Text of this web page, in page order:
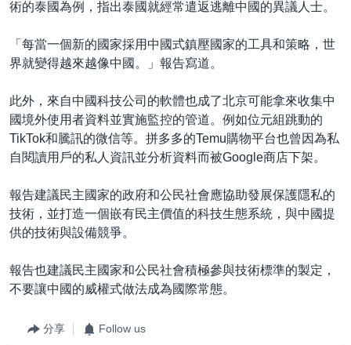
術的泰國為例，指出泰國就經常遣返逃離中國的異議人士。
「每當一個新的國家採用中國式鎮壓國家的工具和策略，世
界就變得越來越像中國。」報告寫道。
此外，來自中國科技公司的軟體也成了北京可能拿來收集中
國境外使用者資料並實施監控的管道。例如位元組跳動的
TikTok和騰訊的微信等。拼多多的Temu購物平台也曾因為私
自閱讀用戶的私人資訊並分析資料而被Google商店下架。
報告建議民主國家的政府和公民社會應協助發展保護隱私的
技術，並打造一個嵌有民主價值的科技生態系統，與中國提
供的技術與設備競爭。
報告也建議民主國家和公民社會積極參與技術標準的製定，
不要讓中國的威權式做法成為國際常態。
分享 Follow us